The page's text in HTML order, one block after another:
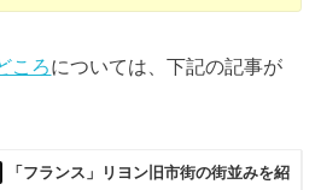
ころについては、下記の記事が
「フランス」リヨン旧市街の街並みを紹